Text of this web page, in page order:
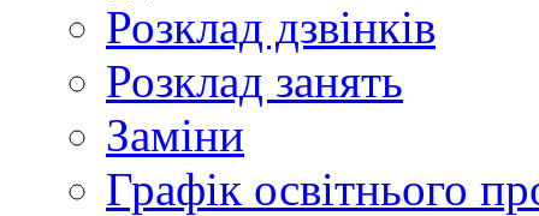
Розклад дзвінків
Розклад занять
Заміни
Графік освітнього